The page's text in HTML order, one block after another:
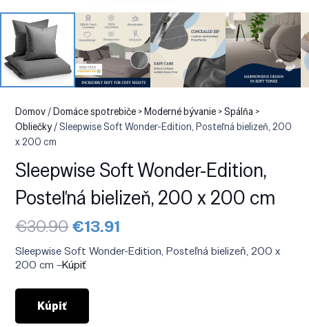
Domov/Domáce spotrebiče > Moderné bývanie > Spálňa >
Obliečky/ Sleepwise Soft Wonder-Edition, Posteľná bielizeň, 200
x 200 cm
Sleepwise Soft Wonder-Edition,
Posteľná bielizeň, 200 x 200 cm
€30.90Pôvodná
cena
bola:
€30.90.
€13.91
je:
Sleepwise Soft Wonder-Edition, Posteľná bielizeň, 200 x
200 cm –Kúpiť
Kúpiť